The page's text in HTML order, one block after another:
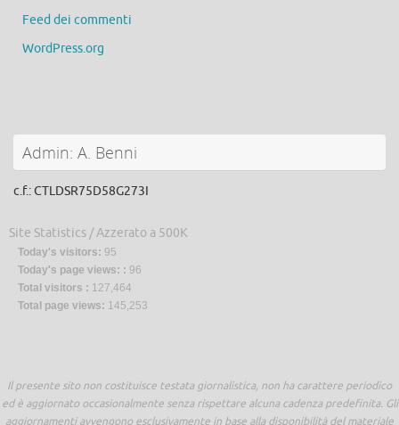
Feed dei commenti
WordPress.org
Admin: A. Benni
c.f.: CTLDSR75D58G273I
Site Statistics / Azzerato a 500K
Today's visitors: 95
Today's page views: : 96
Total visitors : 127,464
Total page views: 145,253
Il presente sito non costituisce testata giornalistica, non ha carattere periodico
ed è aggiornato occasionalmente senza rispettare alcuna cadenza predefinita. Gli
aggiornamenti avvengono esclusivamente in base alla disponibilità del materiale